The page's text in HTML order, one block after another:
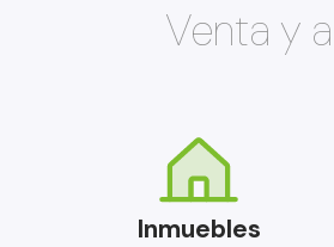
Venta y
Inmuebles